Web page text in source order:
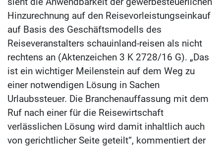
Hinzurechnung auf den Reisevorleistungseinkauf
auf Basis des Geschäftsmodells des
Reiseveranstalters schauinland-reisen als nicht
rechtens an (Aktenzeichen 3 K 2728/16 G). „Das
ist ein wichtiger Meilenstein auf dem Weg zu
einer notwendigen Lösung in Sachen
Urlaubssteuer. Die Branchenauffassung mit dem
Ruf nach einer für die Reisewirtschaft
verlässlichen Lösung wird damit inhaltlich auch
von gerichtlicher Seite geteilt“, kommentiert der